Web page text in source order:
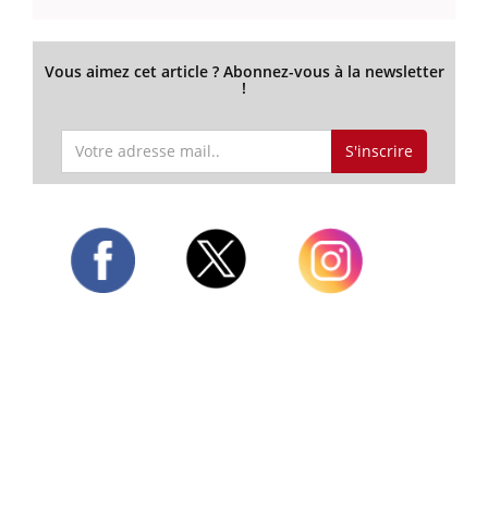
Vous aimez cet article ? Abonnez-vous à la newsletter
!
S'inscrire